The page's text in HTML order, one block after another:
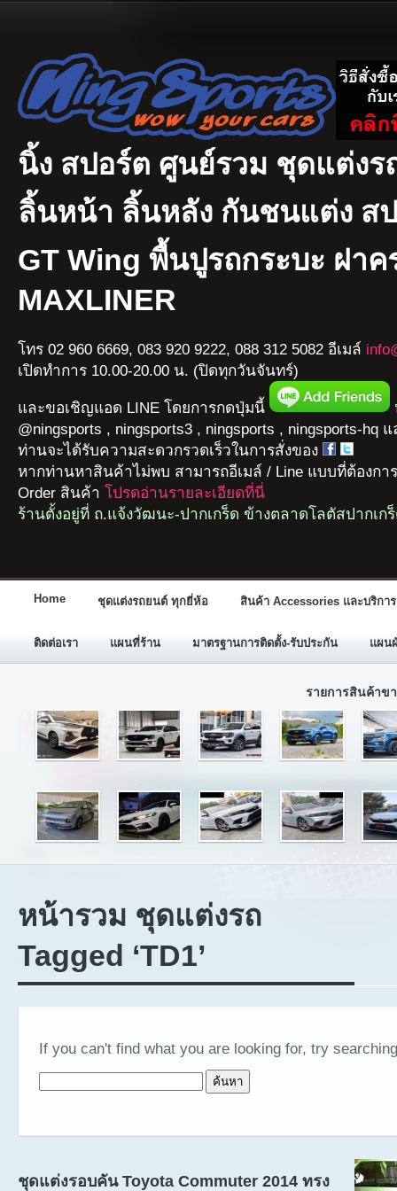
นิ้ง สปอร์ต ศูนย์รวม ชุดแต่งร
ลิ้นหน้า ลิ้นหลัง กันชนแต่ง สป
GT Wing พื้นปูรถกระบะ ฝาค
MAXLINER
โทร 02 960 6669, 083 920 9222, 088 312 5082 อีเมล์
เปิดทำการ 10.00-20.00 น. (ปิดทุกวันจันทร์)
และขอเชิญแอด LINE โดยการกดปุ่มนี้
@ningsports , ningsports3 , ningsports , ningsports-hq
ท่านจะได้รับความสะดวกรวดเร็วในการสั่งของ
หากท่านหาสินค้าไม่พบ สามารถอีเมล์ / Line แบบที่ต้องกา
Order สินค้า โปรดอ่านรายละเอียดที่นี่
ร้านตั้งอยู่ที่ ถ.แจ้งวัฒนะ-ปากเกร็ด ข้างตลาดโลตัสปากเก
Home ชุดแต่งรถยนต์ ทุกยี่ห้อ สินค้า Accessories และบริการ
ติดต่อเรา แผนที่ร้าน มาตรฐานการติดตั้ง-รับประกัน แผน
รายการสินค้าข
หน้ารวม ชุดแต่งรถ
Tagged ‘TD1’
If you can't find what you are looking for, try
ชุดแต่งรอบคัน Toyota Commuter 2014 ทรง